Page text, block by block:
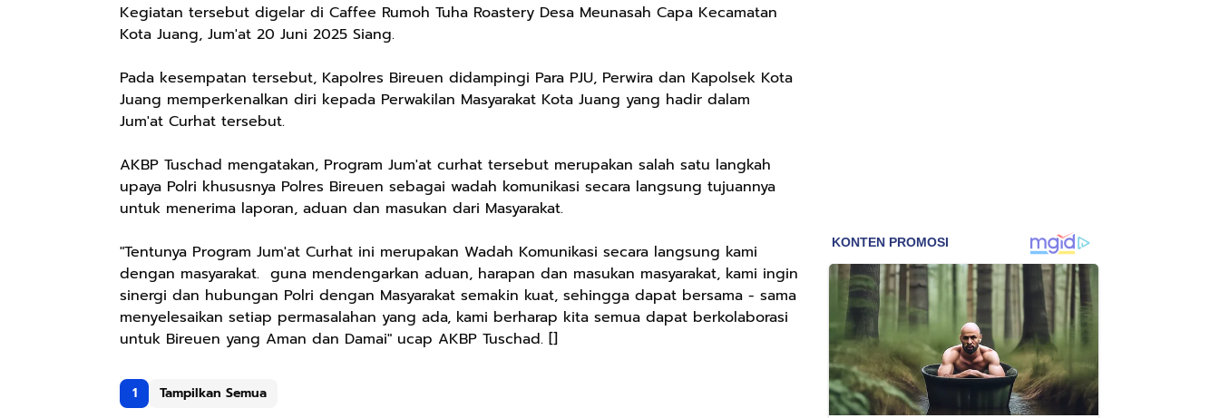
Kegiatan tersebut digelar di Caffee Rumoh Tuha Roastery Desa Meunasah Capa Kecamatan
Kota Juang, Jum'at 20 Juni 2025 Siang.
Pada kesempatan tersebut, Kapolres Bireuen didampingi Para PJU, Perwira dan Kapolsek Kota
Juang memperkenalkan diri kepada Perwakilan Masyarakat Kota Juang yang hadir dalam
Jum'at Curhat tersebut.
AKBP Tuschad mengatakan, Program Jum'at curhat tersebut merupakan salah satu langkah
upaya Polri khususnya Polres Bireuen sebagai wadah komunikasi secara langsung tujuannya
untuk menerima laporan, aduan dan masukan dari Masyarakat.
"Tentunya Program Jum'at Curhat ini merupakan Wadah Komunikasi secara langsung kami
dengan masyarakat. guna mendengarkan aduan, harapan dan masukan masyarakat, kami ingin
sinergi dan hubungan Polri dengan Masyarakat semakin kuat, sehingga dapat bersama - sama
menyelesaikan setiap permasalahan yang ada, kami berharap kita semua dapat berkolaborasi
untuk Bireuen yang Aman dan Damai" ucap AKBP Tuschad. []
1 Tampilkan Semua